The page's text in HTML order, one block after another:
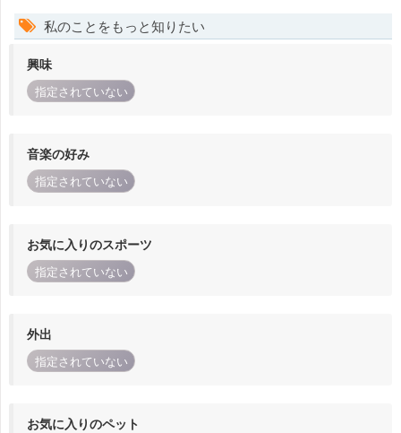
私のことをもっと知りたい
興味
指定されていない
音楽の好み
指定されていない
お気に入りのスポーツ
指定されていない
外出
指定されていない
お気に入りのペット